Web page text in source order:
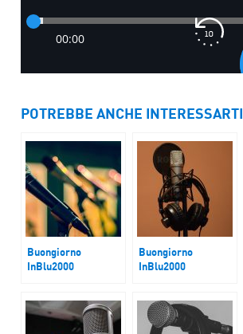
POTREBBE ANCHE INTERESSARTI
Buongiorno
InBlu2000
Buongiorno
InBlu2000